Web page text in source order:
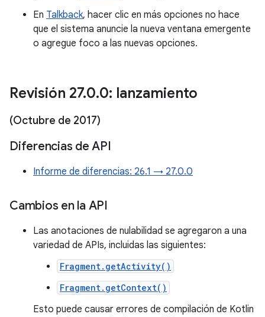
En Talkback, hacer clic en más opciones no hace
que el sistema anuncie la nueva ventana emergente
o agregue foco a las nuevas opciones.
Revisión 27.0.0: lanzamiento
(Octubre de 2017)
Diferencias de API
Informe de diferencias: 26.1 → 27.0.0
Cambios en la API
Las anotaciones de nulabilidad se agregaron a una
variedad de APIs, incluidas las siguientes:
Fragment.getActivity()
Fragment.getContext()
Esto puede causar errores de compilación de Kotlin